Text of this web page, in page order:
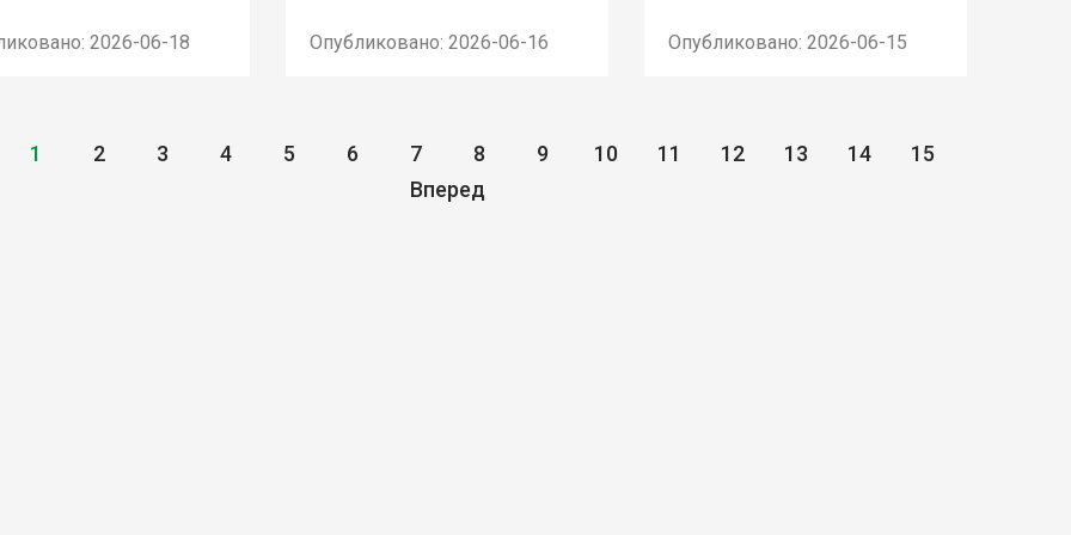
2026-06-18 Опубликовано: 2026-06-16 Опубликовано: 2026-06-15
1 2 3 4 5 6 7 8 9 10 11 12 13 14
15
Вперед